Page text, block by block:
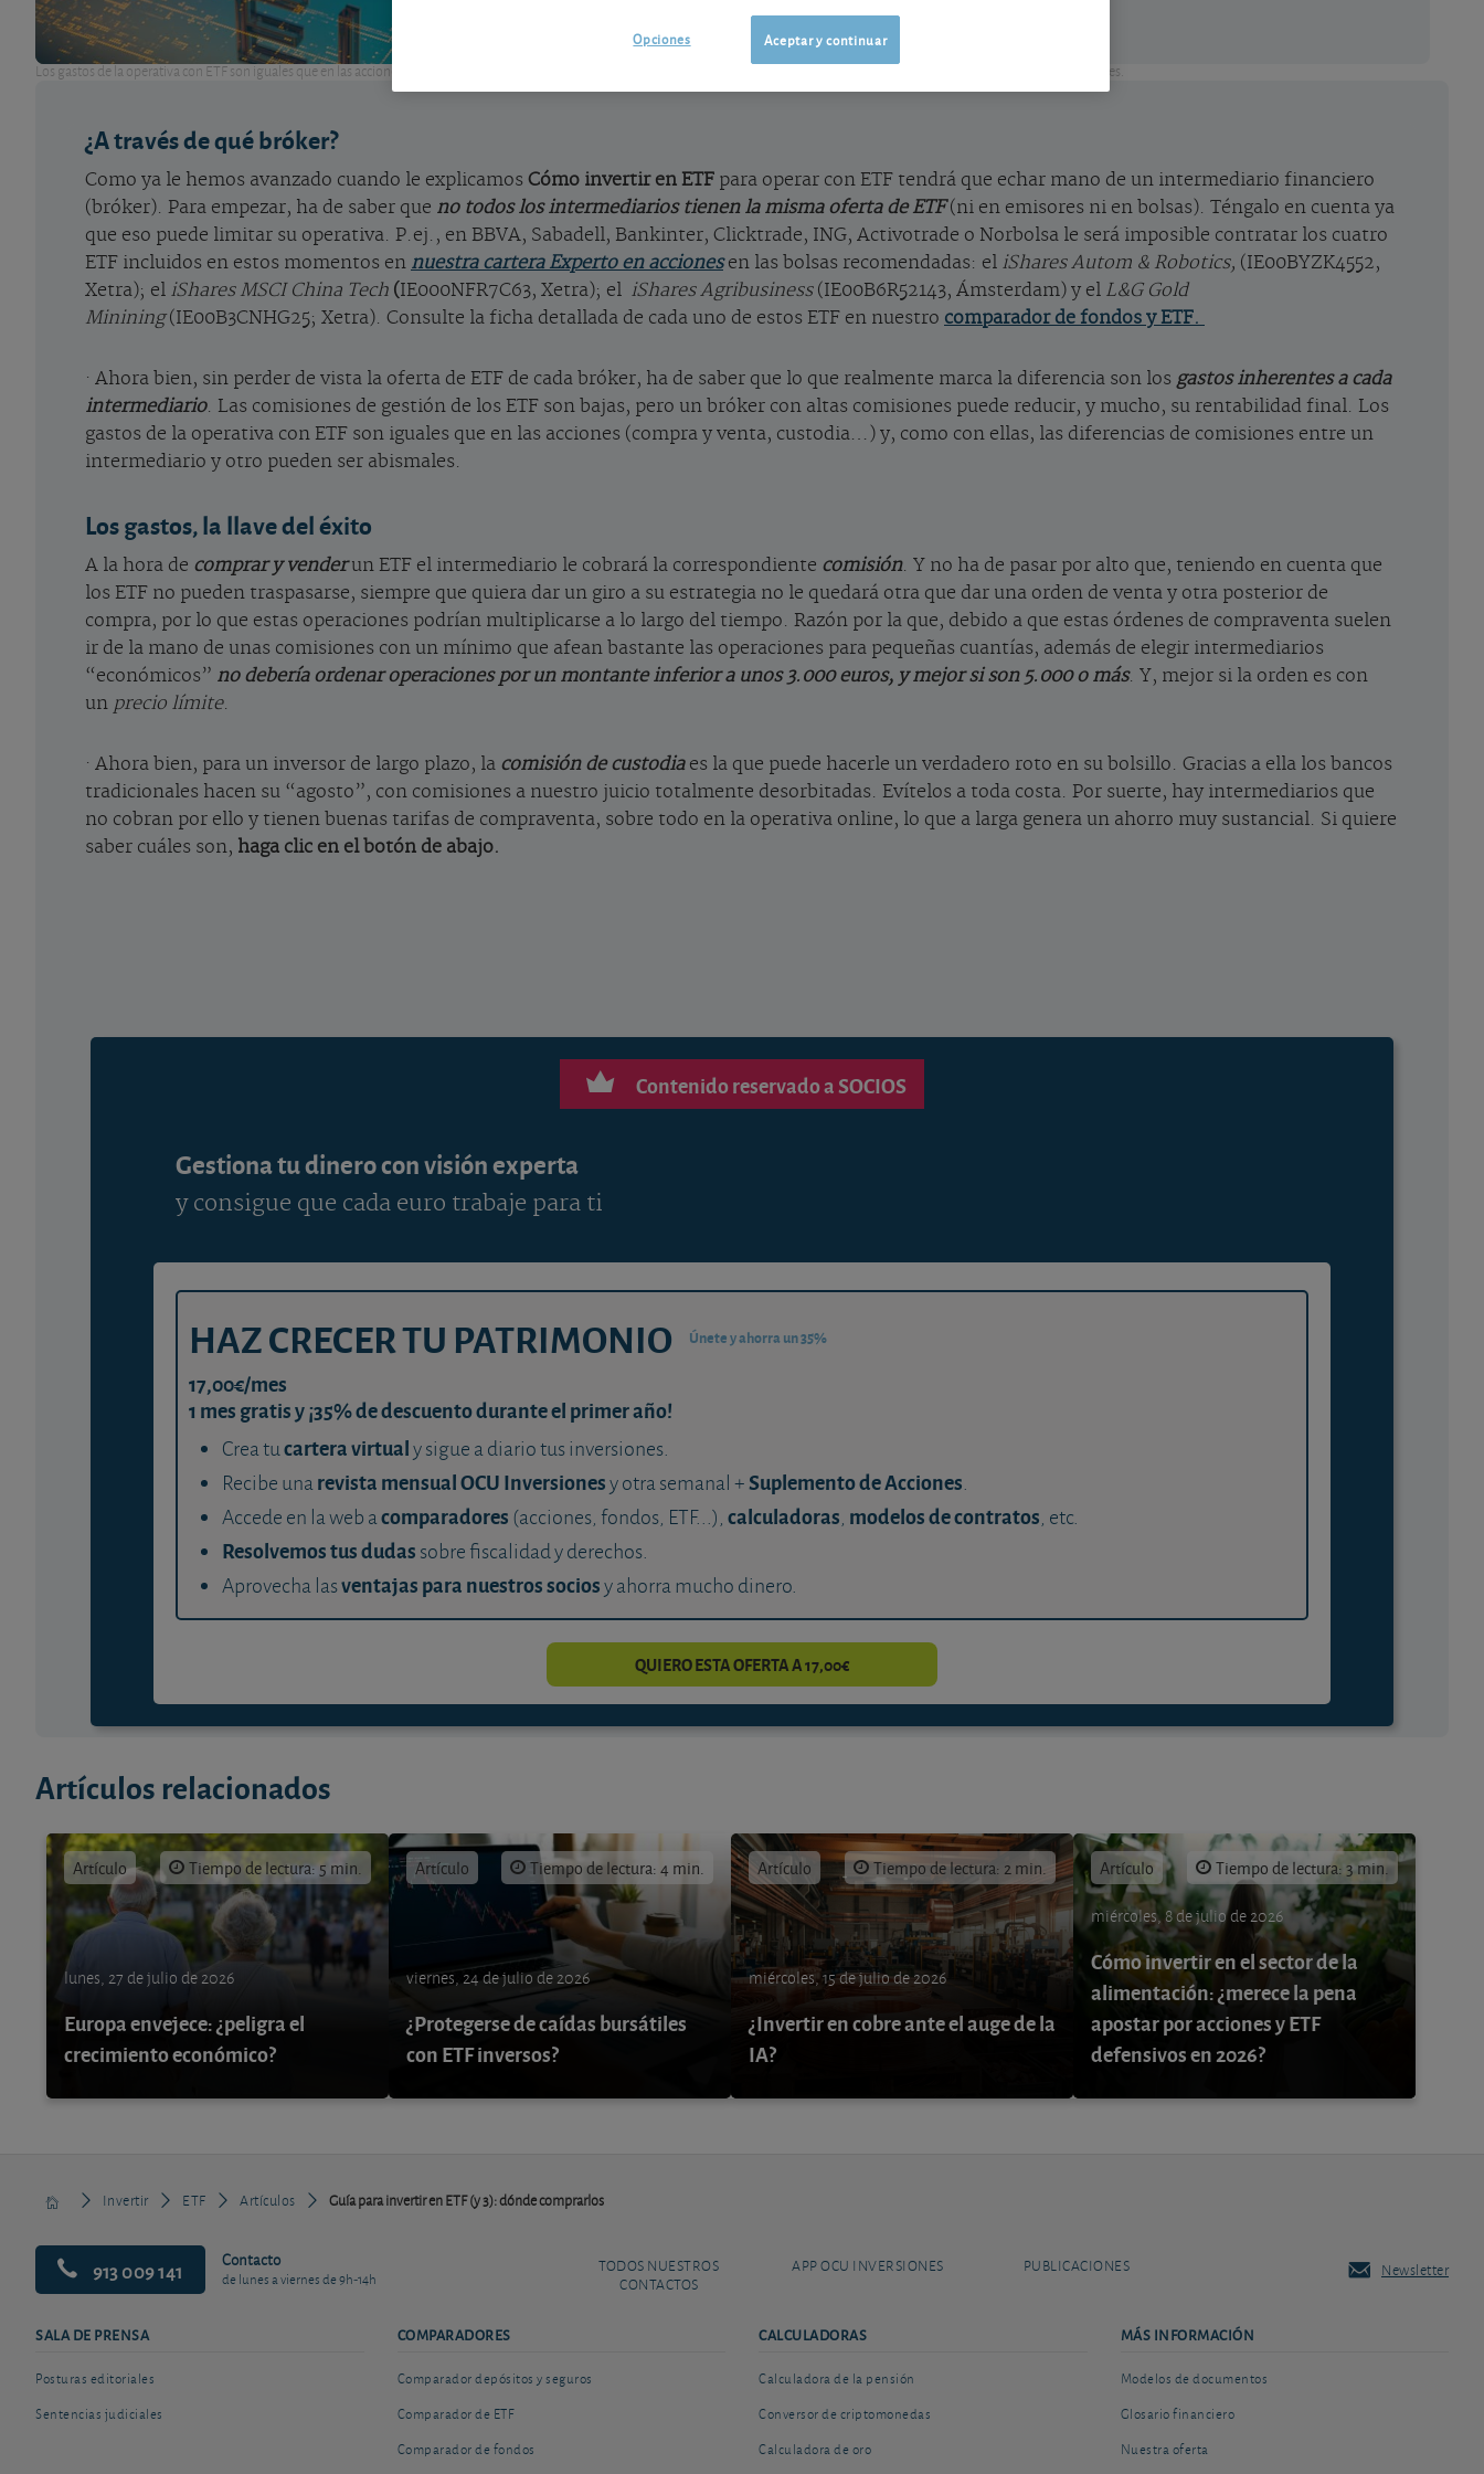
Los gastos de la operativa con ETF son iguales que en las acciones (compra y venta, custodia…) y, como con ellas, las diferencias de comisiones entre un intermediario y otro pueden ser abismales.
¿A través de qué bróker?
Como ya le hemos avanzado cuando le explicamos Cómo invertir en ETF para operar con ETF tendrá que echar mano de un intermediario financiero
(bróker). Para empezar, ha de saber que no todos los intermediarios tienen la misma oferta de ETF(ni en emisores ni en bolsas). Téngalo en cuenta ya
que eso puede limitar su operativa. P.ej., en BBVA, Sabadell, Bankinter, Clicktrade, ING, Activotrade o Norbolsa le será imposible contratar los cuatro
ETF incluidos en estos momentos en nuestra cartera Experto en acciones en las bolsas recomendadas: el iShares Autom & Robotics, (IE00BYZK4552,
Xetra); el iShares MSCI China Tech (IE000NFR7C63, Xetra); el iShares Agribusiness(IE00B6R52143, Ámsterdam) y el L&G Gold
Minining(IE00B3CNHG25; Xetra). Consulte la ficha detallada de cada uno de estos ETF en nuestro comparador de fondos y ETF.
· Ahora bien, sin perder de vista la oferta de ETF de cada bróker, ha de saber que lo que realmente marca la diferencia son los gastos inherentes a cada
intermediario. Las comisiones de gestión de los ETF son bajas, pero un bróker con altas comisiones puede reducir, y mucho, su rentabilidad final. Los
gastos de la operativa con ETF son iguales que en las acciones (compra y venta, custodia…) y, como con ellas, las diferencias de comisiones entre un
intermediario y otro pueden ser abismales.
Los gastos, la llave del éxito
A la hora de comprar y venderun ETF el intermediario le cobrará la correspondiente comisión. Y no ha de pasar por alto que, teniendo en cuenta que
los ETF no pueden traspasarse, siempre que quiera dar un giro a su estrategia no le quedará otra que dar una orden de venta y otra posterior de
compra, por lo que estas operaciones podrían multiplicarse a lo largo del tiempo. Razón por la que, debido a que estas órdenes de compraventa suelen
ir de la mano de unas comisiones con un mínimo que afean bastante las operaciones para pequeñas cuantías, además de elegir intermediarios
“económicos” no debería ordenar operaciones por un montante inferior a unos 3.000 euros, y mejor si son 5.000 o más. Y, mejor si la orden es con
un precio límite.
· Ahora bien, para un inversor de largo plazo, la comisión de custodiaes la que puede hacerle un verdadero roto en su bolsillo. Gracias a ella los bancos
tradicionales hacen su “agosto”, con comisiones a nuestro juicio totalmente desorbitadas. Evítelos a toda costa. Por suerte, hay intermediarios que
no cobran por ello y tienen buenas tarifas de compraventa, sobre todo en la operativa online, lo que a larga genera un ahorro muy sustancial. Si quiere
saber cuáles son, haga clic en el botón de abajo.
Contenido reservado a SOCIOS
Gestiona tu dinero con visión experta
y consigue que cada euro trabaje para ti
HAZ CRECER TU PATRIMONIO Únete y ahorra un 35%
17,00€/mes
1 mes gratis y ¡35% de descuento durante el primer año!
Crea tucartera virtualy sigue a diario tus inversiones.
Recibe unarevista mensual OCU Inversionesy otra semanal +Suplemento de Acciones.
Accede en la web acomparadores (acciones, fondos, ETF...), calculadoras, modelos de contratos, etc.
Resolvemos tus dudas sobre fiscalidad y derechos.
Aprovecha lasventajas para nuestros sociosy ahorra mucho dinero.
QUIERO ESTA OFERTA A 17,00€
Artículos relacionados
Artículo Tiempo de lectura: 5 min.
lunes, 27 de julio de 2026
Europa envejece: ¿peligra el
crecimiento económico?
Artículo Tiempo de lectura: 4 min.
viernes, 24 de julio de 2026
¿Protegerse de caídas bursátiles
con ETF inversos?
Artículo Tiempo de lectura: 2 min.
miércoles, 15 de julio de 2026
¿Invertir en cobre ante el auge de la
IA?
Artículo Tiempo de lectura: 3 min.
miércoles, 8 de julio de 2026
Cómo invertir en el sector de la
alimentación: ¿merece la pena
apostar por acciones y ETF
defensivos en 2026?
Invertir ETF Artículos Guía para invertir en ETF (y 3): dónde comprarlos
913 009 141 Contacto
de lunes a viernes de 9h-14h
TODOS NUESTROS
CONTACTOS
APP OCU INVERSIONES PUBLICACIONES Newsletter
SALA DE PRENSA
Posturas editoriales
Sentencias judiciales
COMPARADORES
Comparador depósitos y seguros
Comparador de ETF
Comparador de fondos
CALCULADORAS
Calculadora de la pensión
Conversor de criptomonedas
Calculadora de oro
MÁS INFORMACIÓN
Modelos de documentos
Glosario financiero
Nuestra oferta
Aceptar y continuar
Opciones